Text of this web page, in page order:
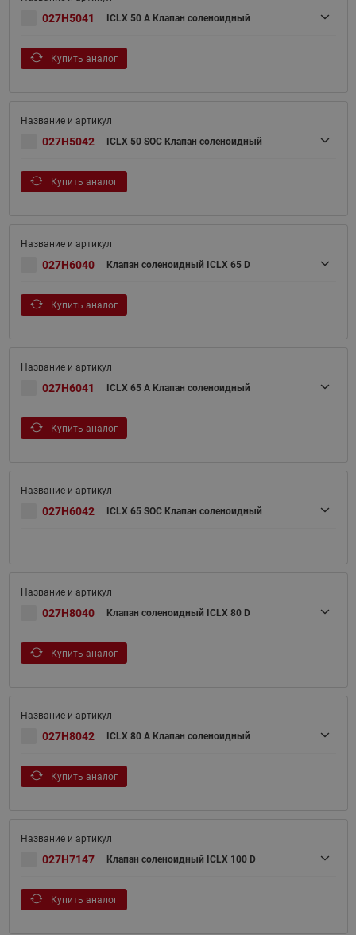
027H5041 ICLX 50 A Клапан соленоидный
Купить аналог
027H5042 ICLX 50 SOC Клапан соленоидный
Купить аналог
027H6040 Клапан соленоидный ICLX 65 D
Купить аналог
027H6041 ICLX 65 A Клапан соленоидный
Купить аналог
027H6042 ICLX 65 SOC Клапан соленоидный
027H8040 Клапан соленоидный ICLX 80 D
Купить аналог
027H8042 ICLX 80 A Клапан соленоидный
Купить аналог
027H7147 Клапан соленоидный ICLX 100 D
Купить аналог